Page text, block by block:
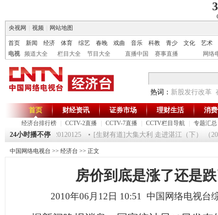
央视网
视频 网站地图
首页 新闻 经济 体育 综艺 春晚 戏曲 音乐 科教 青少 文化
艺术
电视
频道大全 栏目大全 节目大全 直播中国 赛事直播 网络
热词： 新股发行改革
首页
经济台排行榜 CCTV-2直播 CCTV-7直播 CCTV栏目导航 专题汇总
财经资讯 证券市场 理财生活 消
24小时播不停
《第一时间》 20120125 [生财有道]大集大利 走进湛江（下） （
中国网络电视台 >> 经济台 >> 正文
房价到底是涨了还是
2010年06月12日 10:51 中国网络电视台